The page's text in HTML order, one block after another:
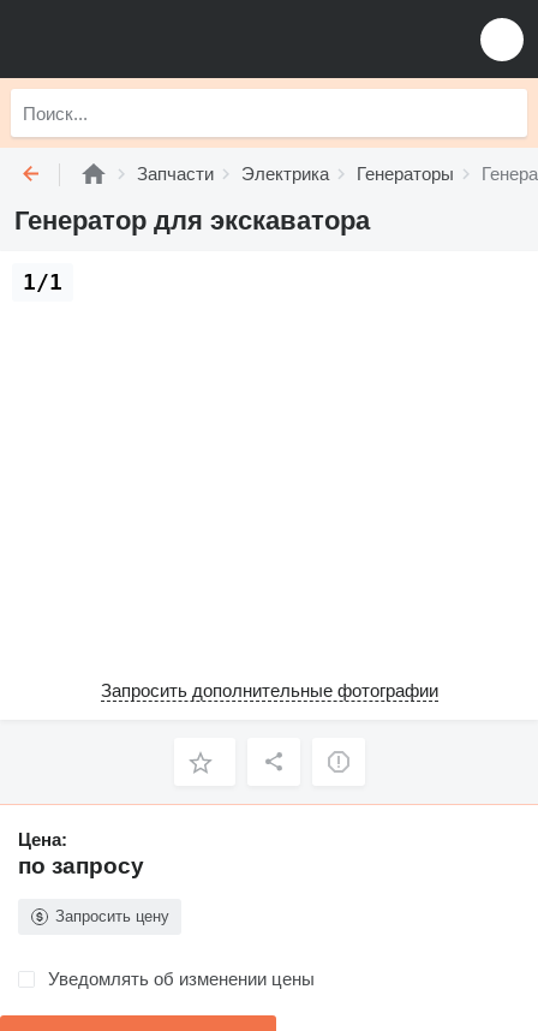
Запчасти Электрика Генераторы
Генератор для экскаватора
1/1
Запросить дополнительные фотографии
Цена:
по запросу
Запросить цену
Уведомлять об изменении цены